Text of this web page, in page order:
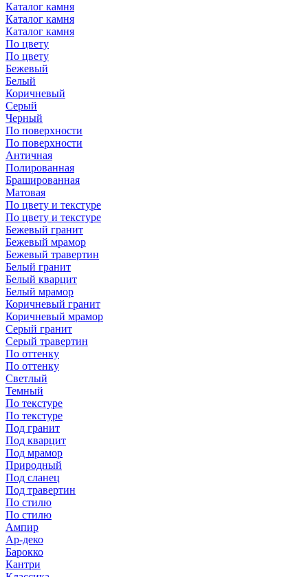
Каталог камня
Каталог камня
Каталог камня
По цвету
По цвету
Бежевый
Белый
Коричневый
Серый
Черный
По поверхности
По поверхности
Античная
Полированная
Брашированная
Матовая
По цвету и текстуре
По цвету и текстуре
Бежевый гранит
Бежевый мрамор
Бежевый травертин
Белый гранит
Белый кварцит
Белый мрамор
Коричневый гранит
Коричневый мрамор
Серый гранит
Серый травертин
По оттенку
По оттенку
Светлый
Темный
По текстуре
По текстуре
Под гранит
Под кварцит
Под мрамор
Природный
Под сланец
Под травертин
По стилю
По стилю
Ампир
Ар-деко
Барокко
Кантри